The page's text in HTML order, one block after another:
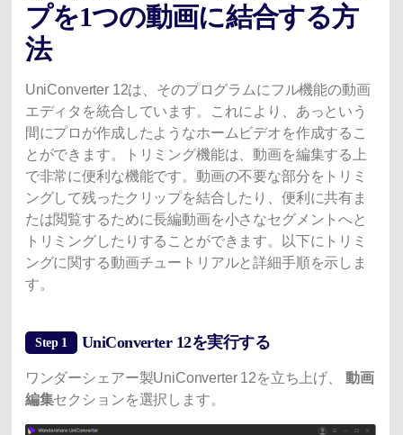
プを1つの動画に結合する方
法
UniConverter 12は、そのプログラムにフル機能の動画
エディタを統合しています。これにより、あっという
間にプロが作成したようなホームビデオを作成するこ
とができます。トリミング機能は、動画を編集する上
で非常に便利な機能です。動画の不要な部分をトリミ
ングして残ったクリップを結合したり、便利に共有ま
たは閲覧するために長編動画を小さなセグメントへと
トリミングしたりすることができます。以下にトリミ
ングに関する動画チュートリアルと詳細手順を示しま
す。
Step 1 UniConverter 12を実行する
ワンダーシェアー製UniConverter 12を立ち上げ、 動画
編集セクションを選択します。